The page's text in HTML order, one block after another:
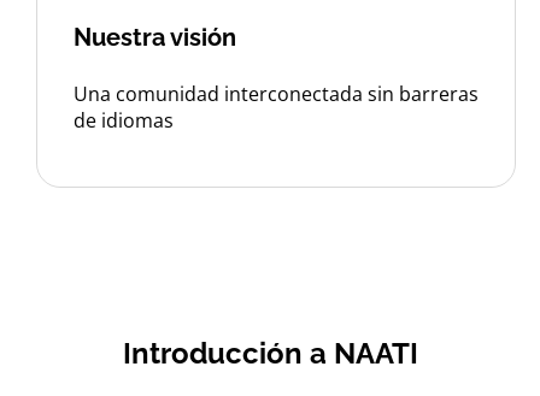
Nuestra visión
Una comunidad interconectada sin barreras
de idiomas
Introducción a NAATI